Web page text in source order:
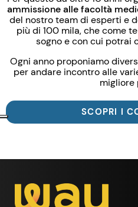
ammissione alle facoltà
del nostro team di esperti e
più di 100 mila, che come
sogno e con cui potrai
Ogni anno proponiamo
per andare incontro alle
migliore
SCOPRI I